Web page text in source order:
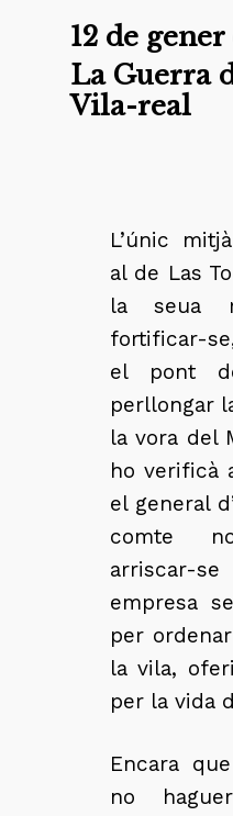
12 de gener
La Guerra
Vila-real
L’únic
al de Las
la seua
fortificar-
el pont
perllongar
la vora del
ho verificà
el general
comte
empresa
per
la vila,
per la vida
Encara
no